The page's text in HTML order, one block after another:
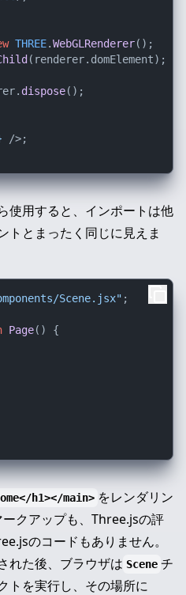
THREE.WebGLRenderer();
(renderer. domElement);
dispose();
/>;
使用すると、インポートは他
トとまったく同じに見えま
Scene.jsx" ;
Page( ) {
h1></main> をレンダリン
ークアップも、Three.jsの評
のコードもありません。
れた後、ブラウザは Scene チ
トを実行し、その場所に